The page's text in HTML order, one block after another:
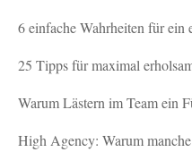
6 einfache Wahrheiten für ein
25 Tipps für maximal
Warum Lästern im Team ein
High Agency: Warum